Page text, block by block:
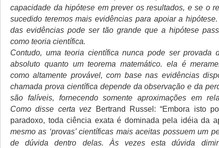
capacidade da hipótese em prever os resultados, e se o
sucedido teremos mais evidências para apoiar a
das evidências pode ser tão grande que a hipótese
como teoria científica.
Contudo, uma teoria científica nunca pode ser provada
absoluto quanto um teorema matemático. ela é
como altamente provável, com base nas evidências
chamada prova científica depende da observação e da
são falíveis, fornecendo somente aproximações em
Como disse certa vez Bertrand Russel: “Embora isto
paradoxo, toda ciência exata é dominada pela idéia da
mesmo as ‘provas’ científicas mais aceitas possuem um
de dúvida dentro delas. Às vezes esta dúvida